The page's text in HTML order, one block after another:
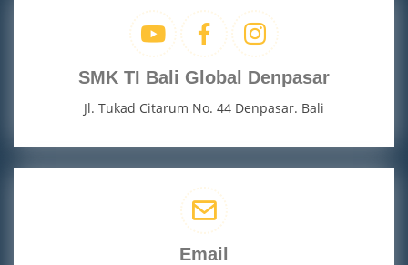
SMK TI Bali Global Denpasar
Jl. Tukad Citarum No. 44 Denpasar. Bali
Email